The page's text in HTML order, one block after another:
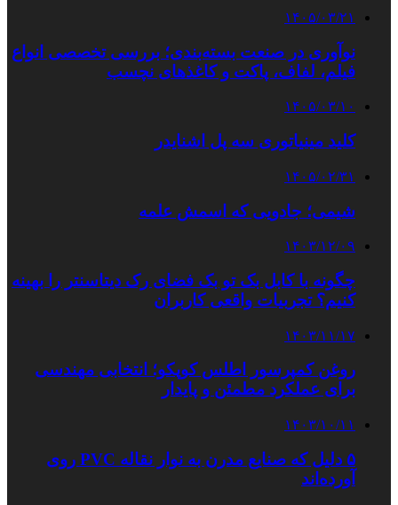
۱۴۰۵/۰۳/۲۱
نوآوری در صنعت بسته‌بندی؛ بررسی تخصصی انواع
فیلم، لفاف، پاکت و کاغذهای نچسب
۱۴۰۵/۰۳/۱۰
کلید مینیاتوری سه پل اشنایدر
۱۴۰۵/۰۲/۳۱
شیمی؛ جادویی که اسمش علمه
۱۴۰۳/۱۲/۰۹
چگونه با کابل بک تو بک فضای رک دیتاسنتر را بهینه
کنیم؟ تجربیات واقعی کاربران
۱۴۰۳/۱۱/۱۷
روغن کمپرسور اطلس کوپکو؛ انتخابی مهندسی
برای عملکرد مطمئن و پایدار
۱۴۰۳/۱۰/۱۱
۵ دلیل که صنایع مدرن به نوار نقاله PVC روی
آورده‌اند